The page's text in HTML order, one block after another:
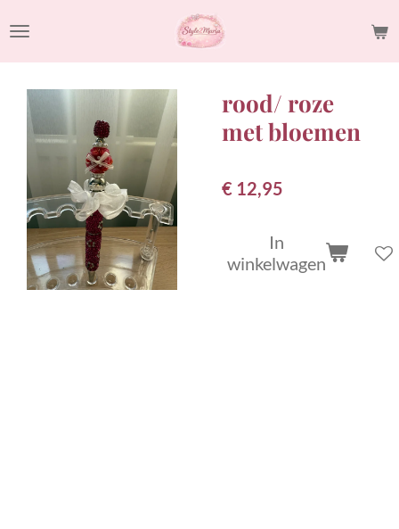
direct
naar
rood/ roze
met bloemen
€ 12,95
In
winkelwagen